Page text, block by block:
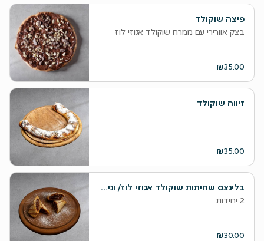
פיצה שוקולד
בצק אוורירי עם ממרח שוקולד אגוזי לוז
₪35.00
זיווה שוקולד
₪35.00
בלינצס שחיתות שוקולד אגוזי לוז/ וניל פטיסייר
2 יחידות
₪30.00